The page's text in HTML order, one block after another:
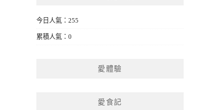
今日人氣：255
累積人氣：0
愛體驗
愛食記